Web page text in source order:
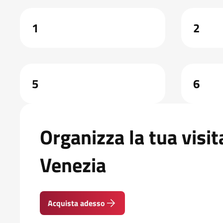
1 2
5 6
Organizza la tua
Venezia
Acquista adesso